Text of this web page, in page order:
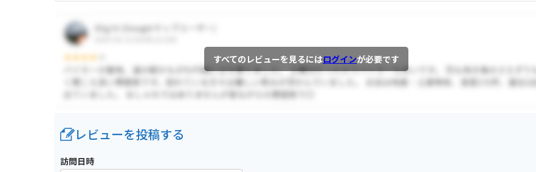
すべてのレビューを見るにはログインが必要です
レビューを投稿する
訪問日時